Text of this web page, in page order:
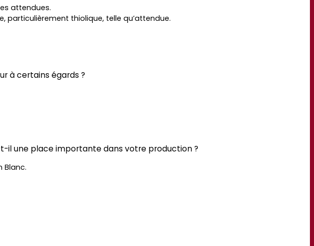
attendues.
particulièrement thiolique, telle qu’attendue.
à certains égards ?
il une place importante dans votre production ?
Blanc.